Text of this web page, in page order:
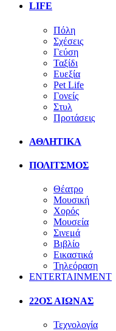
LIFE
Πόλη
Σχέσεις
Γεύση
Ταξίδι
Ευεξία
Pet Life
Γονείς
Στυλ
Προτάσεις
ΑΘΛΗΤΙΚΑ
ΠΟΛΙΤΣΜΟΣ
Θέατρο
Μουσική
Χορός
Μουσεία
Σινεμά
Βιβλίο
Εικαστικά
Τηλεόραση
ENTERTAINMENT
22ΟΣ ΑΙΩΝΑΣ
Τεχνολογία